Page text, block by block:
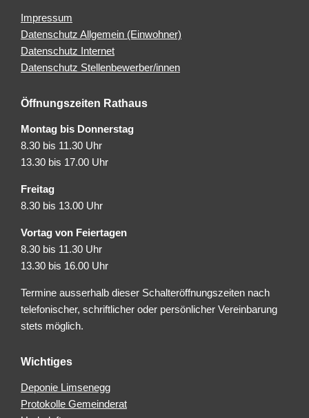
Impressum
Datenschutz Allgemein (Einwohner)
Datenschutz Internet
Datenschutz Stellenbewerber/innen
Öffnungszeiten Rathaus
Montag bis Donnerstag
8.30 bis 11.30 Uhr
13.30 bis 17.00 Uhr
Freitag
8.30 bis 13.00 Uhr
Vortag von Feiertagen
8.30 bis 11.30 Uhr
13.30 bis 16.00 Uhr
Termine ausserhalb dieser Schalteröffnungszeiten nach
telefonischer, schriftlicher oder persönlicher Vereinbarung
stets möglich.
Wichtiges
Deponie Limsenegg
Protokolle Gemeinderat